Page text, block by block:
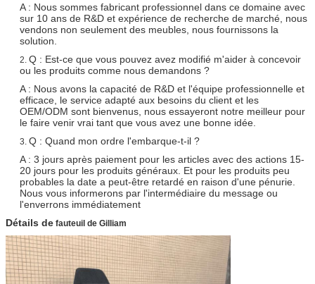
A : Nous sommes fabricant professionnel dans ce domaine avec
sur 10 ans de R&D et expérience de recherche de marché, nous
vendons non seulement des meubles, nous fournissons la
solution.
2. Q : Est-ce que vous pouvez avez modifié m'aider à concevoir
ou les produits comme nous demandons ?
A : Nous avons la capacité de R&D et l'équipe professionnelle et
efficace, le service adapté aux besoins du client et les
OEM/ODM sont bienvenus, nous essayeront notre meilleur pour
le faire venir vrai tant que vous avez une bonne idée.
3. Q : Quand mon ordre l'embarque-t-il ?
A : 3 jours après paiement pour les articles avec des actions 15-
20 jours pour les produits généraux. Et pour les produits peu
probables la date a peut-être retardé en raison d'une pénurie.
Nous vous informerons par l'intermédiaire du message ou
l'enverrons immédiatement
Détails de fauteuil de Gilliam